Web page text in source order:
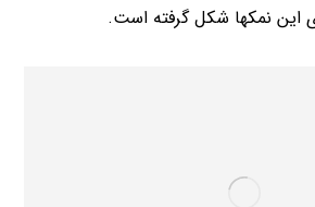
این نمکها شکل گرفته است.